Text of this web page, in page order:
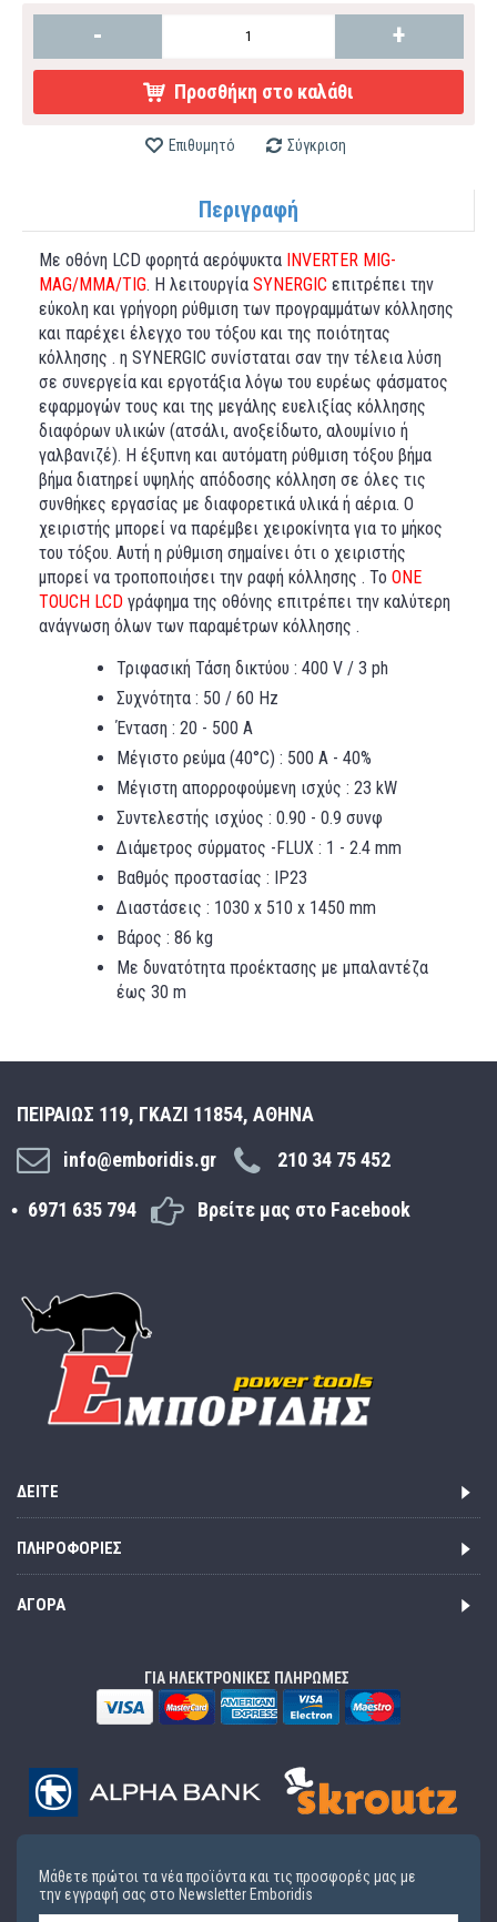
- +
Προσθήκη στο καλάθι
Επιθυμητό Σύγκριση
Περιγραφή
Με οθόνη LCD φορητά αερόψυκτα INVERTER MIG-
MAG/MMA/TIG. Η λειτουργία SYNERGIC επιτρέπει την
εύκολη και γρήγορη ρύθμιση των προγραμμάτων κόλλησης
και παρέχει έλεγχο του τόξου και της ποιότητας
κόλλησης . η SYNERGIC συνίσταται σαν την τέλεια λύση
σε συνεργεία και εργοτάξια λόγω του ευρέως φάσματος
εφαρμογών τους και της μεγάλης ευελιξίας κόλλησης
διαφόρων υλικών (ατσάλι, ανοξείδωτο, αλουμίνιο ή
γαλβανιζέ). Η έξυπνη και αυτόματη ρύθμιση τόξου βήμα
βήμα διατηρεί υψηλής απόδοσης κόλληση σε όλες τις
συνθήκες εργασίας με διαφορετικά υλικά ή αέρια. Ο
χειριστής μπορεί να παρέμβει χειροκίνητα για το μήκος
του τόξου. Αυτή η ρύθμιση σημαίνει ότι ο χειριστής
μπορεί να τροποποιήσει την ραφή κόλλησης . Το ONE
TOUCH LCD γράφημα της οθόνης επιτρέπει την καλύτερη
ανάγνωση όλων των παραμέτρων κόλλησης .
Τριφασική Τάση δικτύου : 400 V / 3 ph
Συχνότητα : 50 / 60 Hz
Ένταση : 20 - 500 Α
Μέγιστο ρεύμα (40°C) : 500 A - 40%
Μέγιστη απορροφούμενη ισχύς : 23 kW
Συντελεστής ισχύος : 0.90 - 0.9 συνφ
Διάμετρος σύρματος -FLUX : 1 - 2.4 mm
Βαθμός προστασίας : IP23
Διαστάσεις : 1030 x 510 x 1450 mm
Βάρος : 86 kg
Με δυνατότητα προέκτασης με μπαλαντέζα
έως 30 m
ΠΕΙΡΑΙΩΣ 119, ΓΚΑΖΙ 11854, ΑΘΗΝΑ
info@emboridis.gr
210 34 75 452
6971 635 794 Βρείτε μας στο Facebook
ΔΕΊΤΕ
ΠΛΗΡΟΦΟΡΊΕΣ
ΑΓΟΡΆ
ΓΙΑ ΗΛΕΚΤΡΟΝΙΚΕΣ ΠΛΗΡΩΜΕΣ
Μάθετε πρώτοι τα νέα προϊόντα και τις προσφορές μας με
την εγγραφή σας στο Newsletter Emboridis